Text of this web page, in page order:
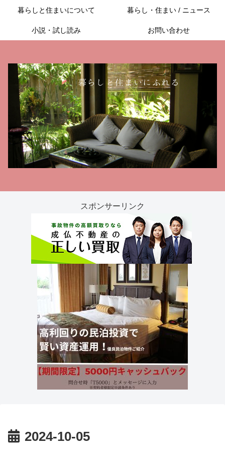
暮らしと住まいについて 暮らし・住まい / ニュース
小説・試し読み お問い合わせ
スポンサーリンク
2024-10-05